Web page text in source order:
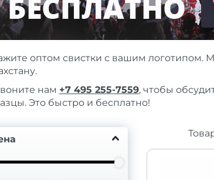
оптом свистки с вашим логотипом.
нам +7 495 255-7559, чтобы
Это быстро и бесплатно!